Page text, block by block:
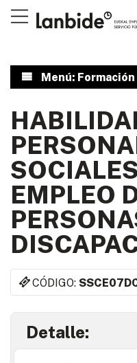
Menú: Formación
EMPLEO
CÓDIGO:
Detalle: